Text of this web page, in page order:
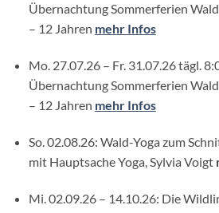
Übernachtung Sommerferien
– 12 Jahren mehr Infos
Mo. 27.07.26 – Fr. 31.07.26 tägl.
Übernachtung Sommerferien
– 12 Jahren mehr Infos
So. 02.08.26: Wald-Yoga zum
mit Hauptsache Yoga, Sylvia Voigt
Mi. 02.09.26 – 14.10.26: Die